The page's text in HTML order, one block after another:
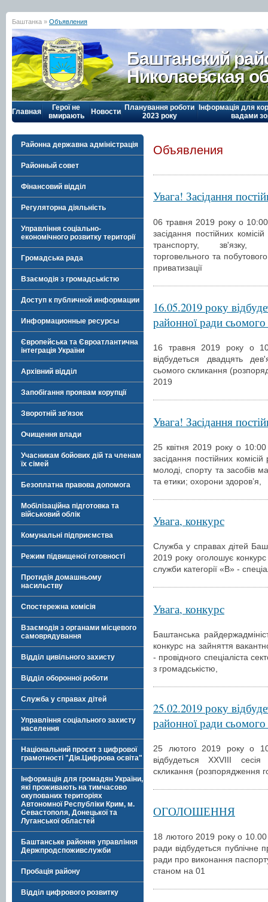
Баштанка » Объявления
Баштанский
Николаевская
Главная
Герої не
вмирають
Новости Планування роботи
2023 року
Інформація для
вадами
Районна державна адміністрація
Районный совет
Фінансовий відділ
Регуляторна діяльність
Управління соціально-
економічного розвитку території
Громадська рада
Взаємодія з громадськістю
Доступ к публичной информации
Информационные ресурсы
Європейська та Євроатлантична
інтеграція України
Архівний відділ
Запобігання проявам корупції
Зворотній зв'язок
Очищення влади
Учасникам бойових дій та членам
їх сімей
Безоплатна правова допомога
Мобілізаційна підготовка та
військовий облік
Комунальні підприємства
Режим підвищеної готовності
Протидія домашньому
насильству
Спостережна комісія
Взаємодія з органами місцевого
самоврядування
Відділ цивільного захисту
Відділ оборонної роботи
Служба у справах дітей
Управління соціального захисту
населення
Національний проєкт з цифрової
грамотності "Дія.Цифрова освіта"
Інформація для громадян України,
які проживають на тимчасово
окупованих територіях
Автономної Республіки Крим, м.
Севастополя, Донецької та
Луганської областей
Баштанське районне управління
Держпродспоживслужби
Пробація району
Відділ цифрового розвитку
Объявления
Увага! Засідання
06 травня 2019 року о 10:00
засідання постійних
транспорту, зв'язку,
торговельного та
приватизації
16.05.2019 року
районної ради
16 травня 2019 року о 10
відбудеться двадцять
сьомого скликання
2019
Увага! Засідання
25 квітня 2019 року о 10:00
засідання постійних
молоді, спорту та засобів
та етики; охорони здоров’я,
Увага, конкурс
Служба у справах дітей
2019 року оголошує
служби категорії «В» -
Увага, конкурс
Баштанська
конкурс на зайняття
- провідного спеціаліста
з громадськістю,
25.02.2019 року
районної ради
25 лютого 2019 року о 10
відбудеться ХХVІІІ
скликання (розпорядження
ОГОЛОШЕННЯ
18 лютого 2019 року о 10.00
ради відбудеться публічне
ради про виконання
станом на 01